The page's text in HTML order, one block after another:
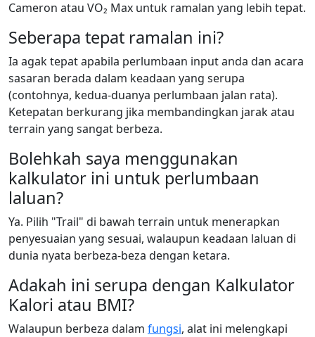
Cameron atau VO₂ Max untuk ramalan yang lebih tepat.
Seberapa tepat ramalan ini?
Ia agak tepat apabila perlumbaan input anda dan acara
sasaran berada dalam keadaan yang serupa
(contohnya, kedua-duanya perlumbaan jalan rata).
Ketepatan berkurang jika membandingkan jarak atau
terrain yang sangat berbeza.
Bolehkah saya menggunakan
kalkulator ini untuk perlumbaan
laluan?
Ya. Pilih "Trail" di bawah terrain untuk menerapkan
penyesuaian yang sesuai, walaupun keadaan laluan di
dunia nyata berbeza-beza dengan ketara.
Adakah ini serupa dengan Kalkulator
Kalori atau BMI?
Walaupun berbeza dalam fungsi, alat ini melengkapi